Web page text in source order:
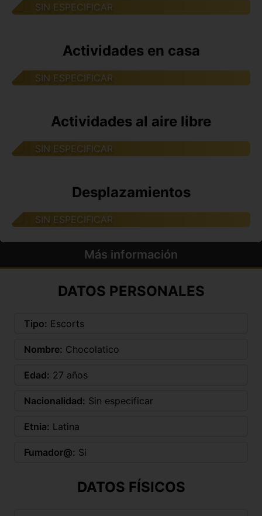
SIN ESPECIFICAR
Actividades en casa
SIN ESPECIFICAR
Actividades al aire libre
SIN ESPECIFICAR
Desplazamientos
SIN ESPECIFICAR
Más información
DATOS PERSONALES
Tipo: Escorts
Nombre: Chocolatico
Edad: 27 años
Nacionalidad: Sin especificar
Etnia: Latina
Fumador@: Si
DATOS FÍSICOS